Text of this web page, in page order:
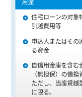
住宅ローンの対象
引越費用等
申込人またはその
る資金
自信用金庫を含
（無担保）の借換
ただし、当座貸越
に限る。